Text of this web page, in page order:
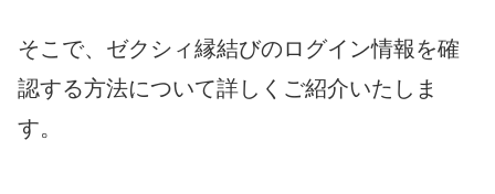
そこで、ゼクシィ縁結びのログイン情報を確
認する方法について詳しくご紹介いたしま
す。